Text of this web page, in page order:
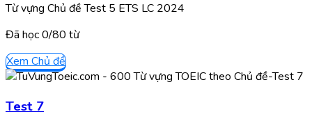
Từ vựng Chủ đề Test 5 ETS LC 2024
Đã học0/80 từ
Xem Chủ đề
Test 7